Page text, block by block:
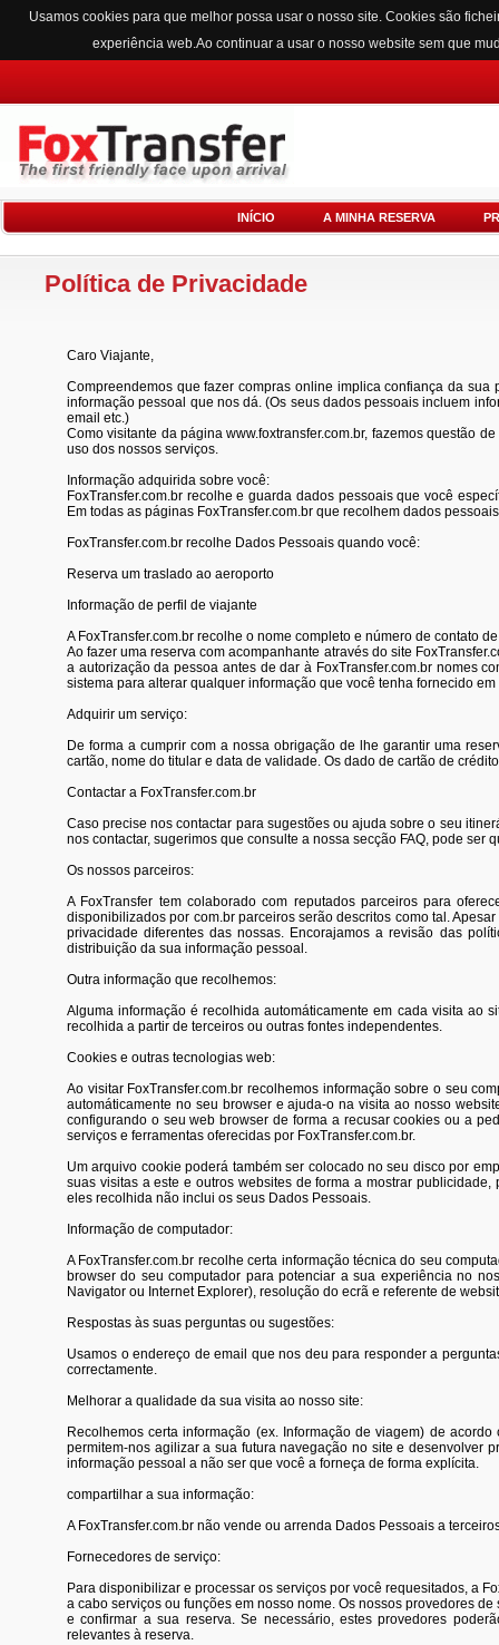
Usamos cookies para que melhor possa usar o nosso site. Cookies são
experiência web.Ao continuar a usar o nosso website sem que
INÍCIO A MINHA RESERVA
Política de Privacidade
Caro Viajante,
Compreendemos que fazer compras online implica confiança da
informação pessoal que nos dá. (Os seus dados pessoais incluem
email etc.)
Como visitante da página www.foxtransfer.com.br, fazemos questão
uso dos nossos serviços.
Informação adquirida sobre você:
FoxTransfer.com.br recolhe e guarda dados pessoais que você
Em todas as páginas FoxTransfer.com.br que recolhem dados
FoxTransfer.com.br recolhe Dados Pessoais quando você:
Reserva um traslado ao aeroporto
Informação de perfil de viajante
A FoxTransfer.com.br recolhe o nome completo e número de contato
Ao fazer uma reserva com acompanhante através do site
a autorização da pessoa antes de dar à FoxTransfer.com.br nomes
sistema para alterar qualquer informação que você tenha fornecido
Adquirir um serviço:
De forma a cumprir com a nossa obrigação de lhe garantir uma
cartão, nome do titular e data de validade. Os dado de cartão de
Contactar a FoxTransfer.com.br
Caso precise nos contactar para sugestões ou ajuda sobre o seu
nos contactar, sugerimos que consulte a nossa secção FAQ, pode ser
Os nossos parceiros:
A FoxTransfer tem colaborado com reputados parceiros para
disponibilizados por com.br parceiros serão descritos como tal.
privacidade diferentes das nossas. Encorajamos a revisão das
distribuição da sua informação pessoal.
Outra informação que recolhemos:
Alguma informação é recolhida automáticamente em cada visita ao
recolhida a partir de terceiros ou outras fontes independentes.
Cookies e outras tecnologias web:
Ao visitar FoxTransfer.com.br recolhemos informação sobre o seu
automáticamente no seu browser e ajuda-o na visita ao nosso
configurando o seu web browser de forma a recusar cookies ou a
serviços e ferramentas oferecidas por FoxTransfer.com.br.
Um arquivo cookie poderá também ser colocado no seu disco por
suas visitas a este e outros websites de forma a mostrar
eles recolhida não inclui os seus Dados Pessoais.
Informação de computador:
A FoxTransfer.com.br recolhe certa informação técnica do seu
browser do seu computador para potenciar a sua experiência no
Navigator ou Internet Explorer), resolução do ecrã e referente de
Respostas às suas perguntas ou sugestões:
Usamos o endereço de email que nos deu para responder a
correctamente.
Melhorar a qualidade da sua visita ao nosso site:
Recolhemos certa informação (ex. Informação de viagem) de
permitem-nos agilizar a sua futura navegação no site e desenvolver
informação pessoal a não ser que você a forneça de forma explícita.
compartilhar a sua informação:
A FoxTransfer.com.br não vende ou arrenda Dados Pessoais a
Fornecedores de serviço:
Para disponibilizar e processar os serviços por você requesitados, a
a cabo serviços ou funções em nosso nome. Os nossos provedores
e confirmar a sua reserva. Se necessário, estes provedores
relevantes à reserva.